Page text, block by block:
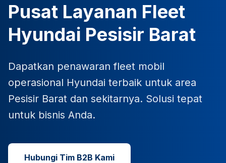
Pusat Layanan Fleet
Hyundai Pesisir Barat
Dapatkan penawaran fleet mobil
operasional Hyundai terbaik untuk area
Pesisir Barat dan sekitarnya. Solusi tepat
untuk bisnis Anda.
Hubungi Tim B2B Kami